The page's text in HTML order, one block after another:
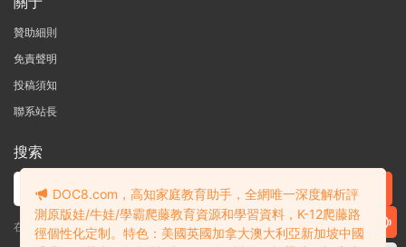
贊助細則
免責聲明
投稿須知
聯系站長
搜索
在線搜索GK-G12海量英文原版教材/章節書/國際考試/學科競賽資料！
DOC8.com，高知家庭教育助手，全網唯一深度解析評
測原版娃/牛娃/學霸爬藤教育資源和學習資料，K-12爬藤路
徑個性化定制。特色：美國英國加拿大澳大利亞新加坡中國